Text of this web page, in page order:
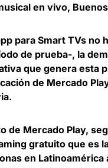
en vivo,
para Smart TVs
de prueba-, la
que genera esta
de Mercado
de Mercado Play,
gratuito que es
en